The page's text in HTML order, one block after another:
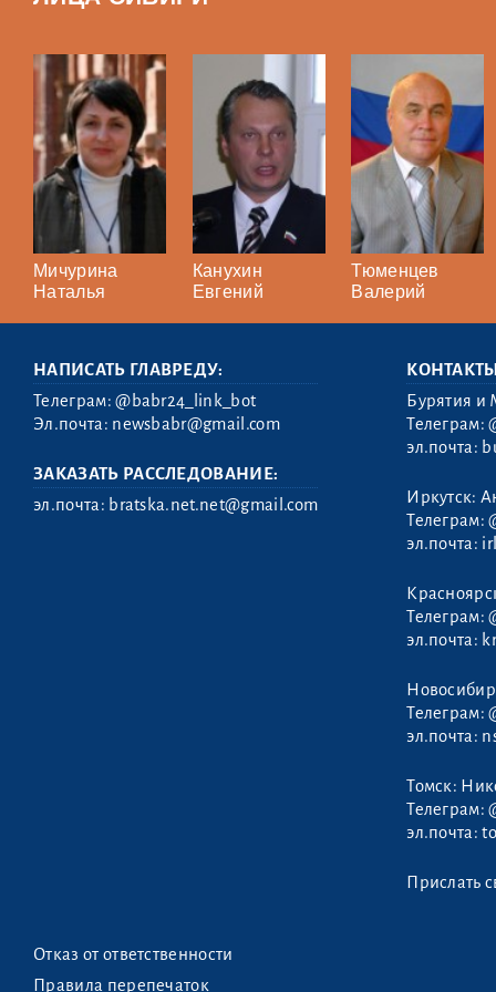
Мичурина
Наталья
Канухин
Евгений
Тюменцев
Валерий
НАПИСАТЬ ГЛАВРЕДУ:
Телеграм:@babr24_link_bot
Эл.почта: newsbabr@gmail.com
ЗАКАЗАТЬ РАССЛЕДОВАНИЕ:
эл.почта: bratska.net.net@gmail.com
КОНТАКТЫ
Бурятия и
Телеграм:
эл.почта:
Иркутск:
Телеграм:
эл.почта:
Телеграм:
эл.почта:
Телеграм:
эл.почта:
Томск:
Телеграм:
эл.почта:
Прислать
Отказ от ответственности
Правила перепечаток